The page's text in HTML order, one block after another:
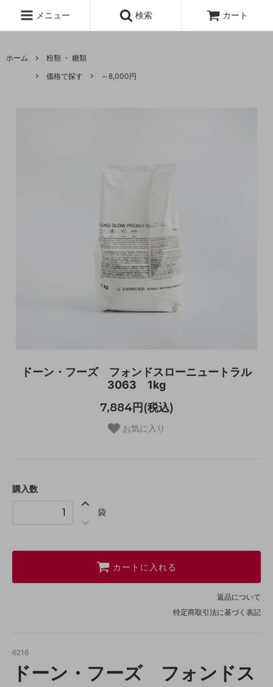
メニュー 検索 カート
ホーム
粉類 ・ 糖類
価格で探す
～8,000円
ドーン・フーズ フォンドスローニュートラル
3063 1kg
7,884円(税込)
お気に入り
購入数
袋
カートに入れる
返品について
特定商取引法に基づく表記
6216
ドーン・フーズ フォンドス